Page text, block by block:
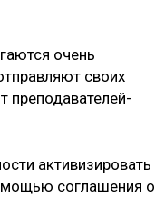
очень
своих
преподавателей-
активизировать
соглашения о